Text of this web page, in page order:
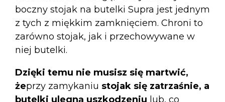
boczny stojak na butelki Supra jest jednym
z tych z miękkim zamknięciem. Chroni to
zarówno stojak, jak i przechowywane w
niej butelki.
Dzięki temu nie musisz się martwić,
żeprzy zamykaniu stojak się zatrzaśnie, a
butelki ulegną uszkodzeniu lub, co